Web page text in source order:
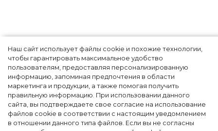
Наш сайт использует файлы cookie и похожие технологии,
чтобы гарантировать максимальное удобство
пользователям, предоставляя персонализированную
информацию, запоминая предпочтения в области
маркетинга и продукции, а также помогая получить
правильную информацию. При использовании данного
сайта, вы подтверждаете свое согласие на использование
файлов cookie в соответствии с настоящим уведомлением
в отношении данного типа файлов. Если вы не согласны
Лили Коллинз рассказала о
многолетней борьбе с
расстройством пищевого
поведения